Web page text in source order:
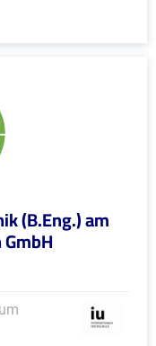
(B.Eng.) am